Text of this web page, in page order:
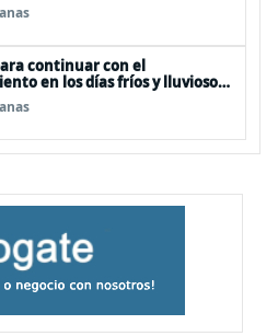
continuar con el
en los días fríos y lluviosos